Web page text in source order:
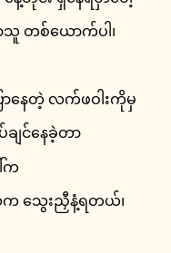
ာသူ တစ်ယောက်ပါ၊
ာနေတဲ့ လက်ဖဝါးကိုမှ
ျင်နေခဲ့တာ
က
သွေးညှီနံ့ရတယ်၊